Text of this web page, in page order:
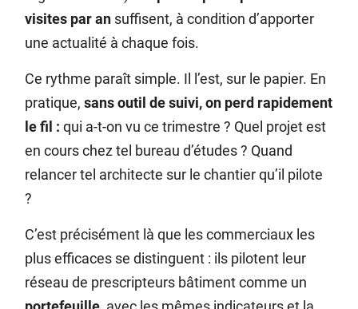
visites par an suffisent, à condition d’apporter
une actualité à chaque fois.
Ce rythme paraît simple. Il l’est, sur le papier. En
pratique,sans outil de suivi, on perd rapidement
le fil : qui a-t-on vu ce trimestre ? Quel projet est
en cours chez tel bureau d’études ? Quand
relancer tel architecte sur le chantier qu’il pilote
?
C’est précisément là que les commerciaux les
plus efficaces se distinguent : ils pilotent leur
réseau de prescripteurs bâtiment comme un